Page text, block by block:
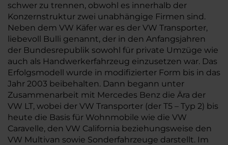
schwer zu trennen, obwohl es innerhalb der
Konzernstruktur zwei unabhängige Firmen sind.
Neben dem VW Käfer war es der VW Transporter,
liebevoll Bulli genannt, der in den Anfangsjahren
der Bundesrepublik sowohl für private Umzüge wie
auch als Handwerkerfahrzeug einzusetzen war. Das
Erfolgsmodell wurde in modifizierter Form bis in das
Jahr 2003 beibehalten. Dann begann unter
Zusammenarbeit mit Mercedes Benz die Ära der
VW LT, wobei der VW Transporter (der T5 – Typ 2) bis
heute die Basis für Wohnmobile wie die VW
Caravelle, den VW California beziehungsweise den
VW Multivan sowie Sonderfahrzeuge darstellt. Im